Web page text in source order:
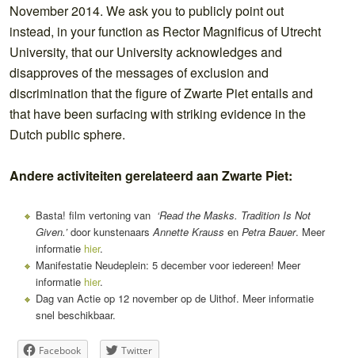
November 2014. We ask you to publicly point out
instead, in your function as Rector Magnificus of Utrecht
University, that our University acknowledges and
disapproves of the messages of exclusion and
discrimination that the figure of Zwarte Piet entails and
that have been surfacing with striking evidence in the
Dutch public sphere.
Andere activiteiten gerelateerd aan Zwarte Piet:
Basta! film vertoning van ‘Read the Masks. Tradition Is Not
Given.’door kunstenaars Annette Krauss en Petra Bauer. Meer
informatie hier.
Manifestatie Neudeplein: 5 december voor iedereen! Meer
informatie hier.
Dag van Actie op 12 november op de Uithof. Meer informatie
snel beschikbaar.
Facebook Twitter